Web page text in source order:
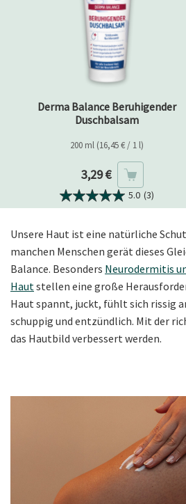
Derma Balance Beruhigender
Duschbalsam
200 ml (16,45 € / 1 l)
Aktueller Preis
3,29 €
5.0 (3)
Unsere Haut ist eine natürliche
manchen Menschen gerät dieses
Balance. Besonders Neurodermitis
Haut stellen eine große
Haut spannt, juckt, fühlt sich rissig
schuppig und entzündlich. Mit der
das Hautbild verbessert werden.